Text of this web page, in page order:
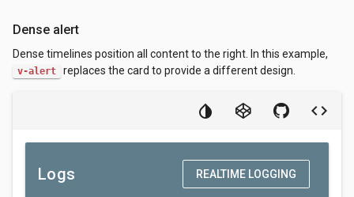
Dense alert
Dense timelines position all content to the right. In this example,
v-alert replaces the card to provide a different design.
Logs REALTIME LOGGING